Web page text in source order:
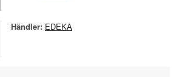
Händler: EDEKA